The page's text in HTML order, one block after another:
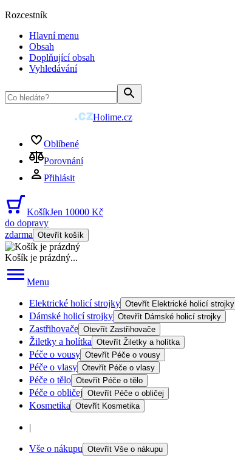
Rozcestník
Hlavní menu
Obsah
Doplňující obsah
Vyhledávání
Holime.cz
Oblíbené
Porovnání
Přihlásit
KošíkJen 10000 Kč
do dopravy
zdarma Otevřít košík
Košík je prázdný...
Menu
Elektrické holicí strojky Otevřít Elektrické holicí strojky
Dámské holicí strojky Otevřít Dámské holicí strojky
Zastřihovače Otevřít Zastřihovače
Žiletky a holítka Otevřít Žiletky a holítka
Péče o vousy Otevřít Péče o vousy
Péče o vlasy Otevřít Péče o vlasy
Péče o tělo Otevřít Péče o tělo
Péče o obličej Otevřít Péče o obličej
Kosmetika Otevřít Kosmetika
|
Vše o nákupu Otevřít Vše o nákupu